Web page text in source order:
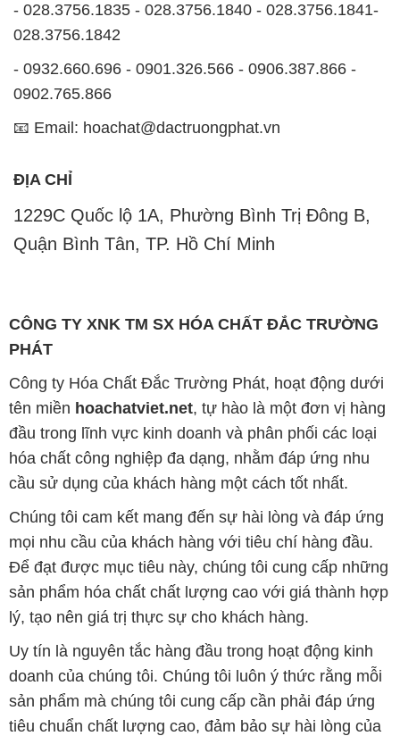
- 028.3756.1835 - 028.3756.1840 - 028.3756.1841-
028.3756.1842
- 0932.660.696 - 0901.326.566 - 0906.387.866 -
0902.765.866
📧 Email: hoachat@dactruongphat.vn
ĐỊA CHỈ
1229C Quốc lộ 1A, Phường Bình Trị Đông B,
Quận Bình Tân, TP. Hồ Chí Minh
CÔNG TY XNK TM SX HÓA CHẤT ĐẮC TRƯỜNG
PHÁT
Công ty Hóa Chất Đắc Trường Phát, hoạt động dưới
tên miền hoachatviet.net, tự hào là một đơn vị hàng
đầu trong lĩnh vực kinh doanh và phân phối các loại
hóa chất công nghiệp đa dạng, nhằm đáp ứng nhu
cầu sử dụng của khách hàng một cách tốt nhất.
Chúng tôi cam kết mang đến sự hài lòng và đáp ứng
mọi nhu cầu của khách hàng với tiêu chí hàng đầu.
Để đạt được mục tiêu này, chúng tôi cung cấp những
sản phẩm hóa chất chất lượng cao với giá thành hợp
lý, tạo nên giá trị thực sự cho khách hàng.
Uy tín là nguyên tắc hàng đầu trong hoạt động kinh
doanh của chúng tôi. Chúng tôi luôn ý thức rằng mỗi
sản phẩm mà chúng tôi cung cấp cần phải đáp ứng
tiêu chuẩn chất lượng cao, đảm bảo sự hài lòng của